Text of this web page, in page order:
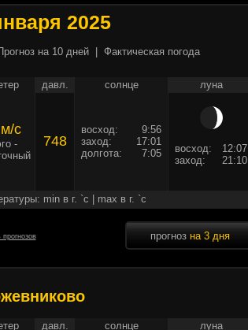
2025
на 10 дней Фактическая погода
давл. солнце луна
c
-
748
восход:
9:56
заход:
17:01
долгота:
7:05 восход:
12:07
заход:
21:10
min в г. `c | max в г. `c
прогнозов прогноз на 3 дня
давл. солнце луна